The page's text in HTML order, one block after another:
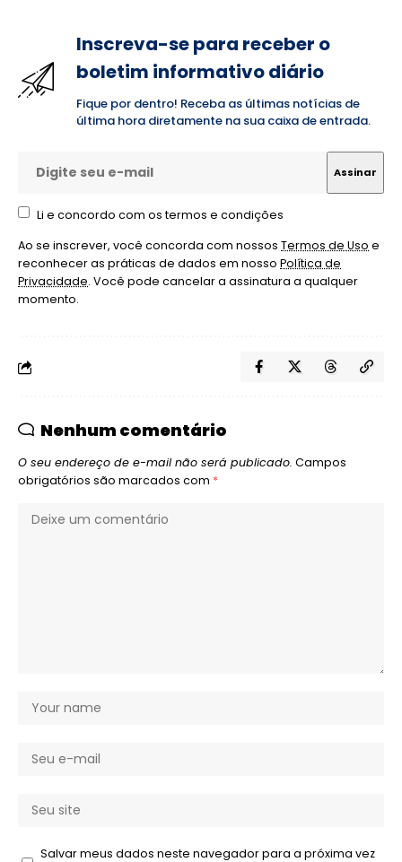
Inscreva-se para receber o
boletim informativo diário
Fique por dentro! Receba as últimas notícias de
última hora diretamente na sua caixa de entrada.
Li e concordo com os termos e condições
Ao se inscrever, você concorda com nossos Termos de Uso e
reconhecer as práticas de dados em nosso Política de
Privacidade. Você pode cancelar a assinatura a qualquer
momento.
Nenhum comentário
O seu endereço de e-mail não será publicado. Campos
obrigatórios são marcados com *
Salvar meus dados neste navegador para a próxima vez